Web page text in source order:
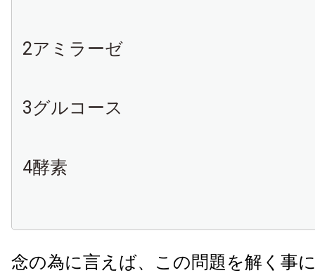
2アミラーゼ
3グルコース
4酵素
念の為に言えば、この問題を解く事